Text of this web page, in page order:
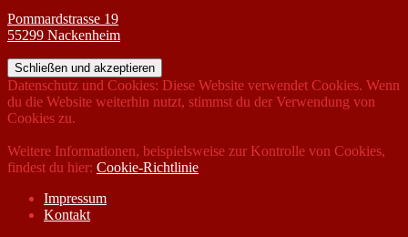
Pommardstrasse 19
55299 Nackenheim
Datenschutz und Cookies: Diese Website verwendet Cookies. Wenn
du die Website weiterhin nutzt, stimmst du der Verwendung von
Cookies zu.
Weitere Informationen, beispielsweise zur Kontrolle von Cookies,
findest du hier: Cookie-Richtlinie
Impressum
Kontakt